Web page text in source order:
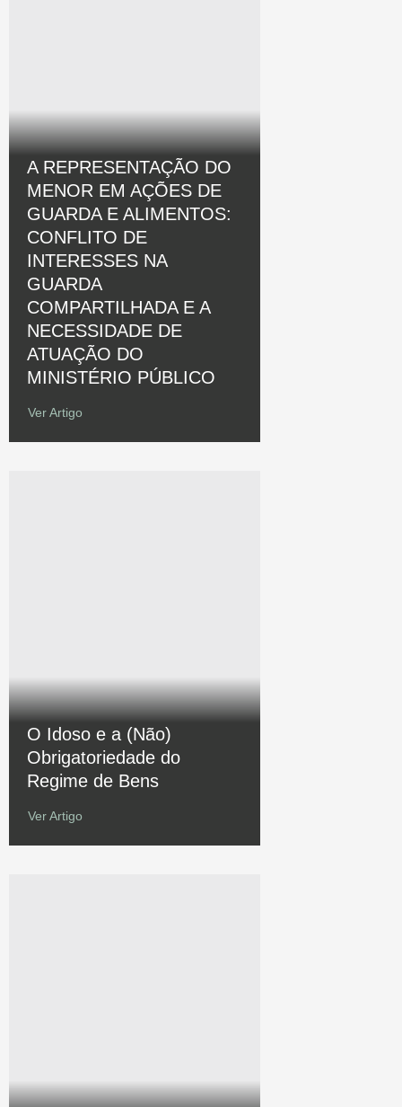
A REPRESENTAÇÃO DO
MENOR EM AÇÕES DE
GUARDA E ALIMENTOS:
CONFLITO DE
INTERESSES NA
GUARDA
COMPARTILHADA E A
NECESSIDADE DE
ATUAÇÃO DO
MINISTÉRIO PÚBLICO
Ver Artigo
O Idoso e a (Não)
Obrigatoriedade do
Regime de Bens
Ver Artigo